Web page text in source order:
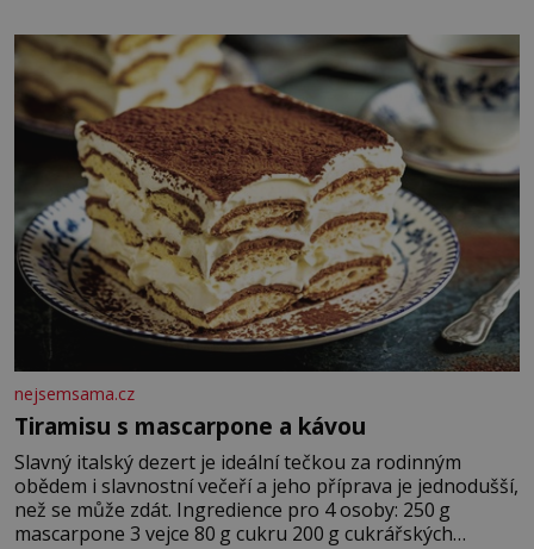
krutý. Jeho činy budí hrůzu ještě dlouho po jeho smrti
nejsemsama.cz
Tiramisu s mascarpone a kávou
Slavný italský dezert je ideální tečkou za rodinným
obědem i slavnostní večeří a jeho příprava je jednodušší,
než se může zdát. Ingredience pro 4 osoby: 250 g
mascarpone 3 vejce 80 g cukru 200 g cukrářských